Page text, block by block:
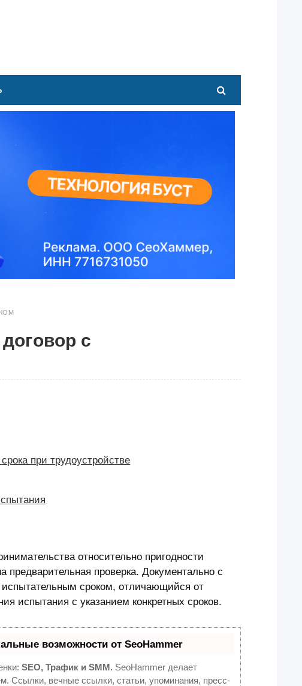
с
при трудоустройстве
относительно пригодности
предварительная проверка. Документально с
испытательным сроком, отличающийся от
испытания с указанием конкретных сроков.
возможности от SeoHammer
SEO, Трафик и SMM. SeoHammer делает
Ссылки, вечные ссылки, статьи, упоминания, пресс-